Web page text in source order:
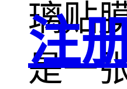
璃贴
是一
注